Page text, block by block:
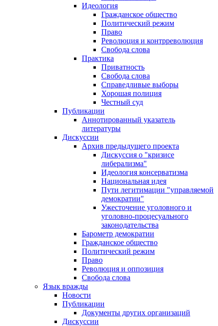
Идеология
Гражданское общество
Политический режим
Право
Революция и контрреволюция
Свобода слова
Практика
Приватность
Свобода слова
Справедливые выборы
Хорошая полиция
Честный суд
Публикации
Аннотированный указатель
литературы
Дискуссии
Архив предыдущего проекта
Дискуссия о "кризисе
либерализма"
Идеология консерватизма
Национальная идея
Пути легитимации "управляемой
демократии"
Ужесточение уголовного и
уголовно-процесуального
законодательства
Барометр демократии
Гражданское общество
Политический режим
Право
Революция и оппозиция
Свобода слова
Язык вражды
Новости
Публикации
Документы других организаций
Дискуссии